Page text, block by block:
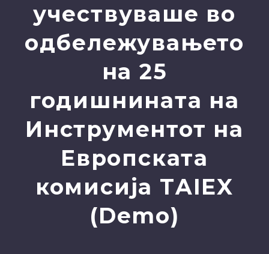
учествуваше во
одбележувањето
на 25
годишнината на
Инструментот на
Европската
комисија ТAIEX
(Demo)